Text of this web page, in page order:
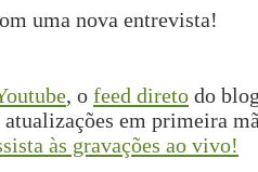
uma nova entrevista!
, o feed direto do
atualizações em primeira
às gravações ao vivo!